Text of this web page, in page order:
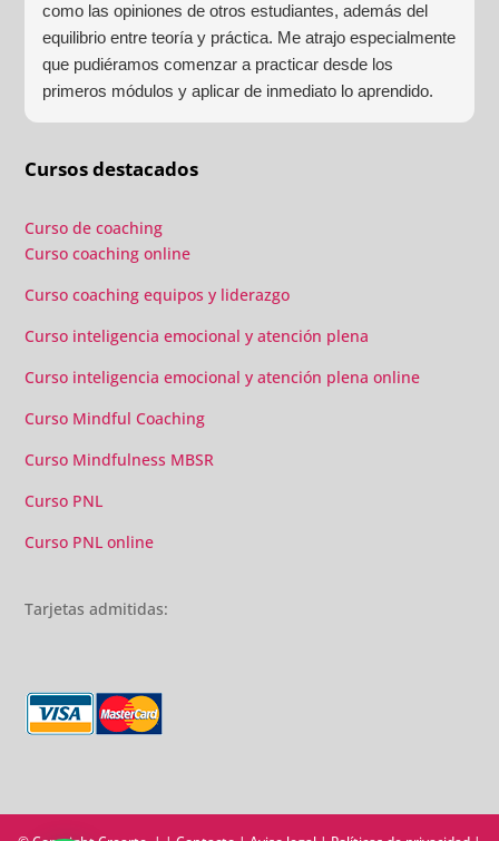
como las opiniones de otros estudiantes, además del
equilibrio entre teoría y práctica. Me atrajo especialmente
que pudiéramos comenzar a practicar desde los
primeros módulos y aplicar de inmediato lo aprendido.
correcta.
Cursos destacados
Curso de coaching
Curso coaching online
Curso coaching equipos y liderazgo
Curso inteligencia emocional y atención plena
Curso inteligencia emocional y atención plena online
Curso Mindful Coaching
Curso Mindfulness MBSR
Curso PNL
Curso PNL online
Tarjetas admitidas: